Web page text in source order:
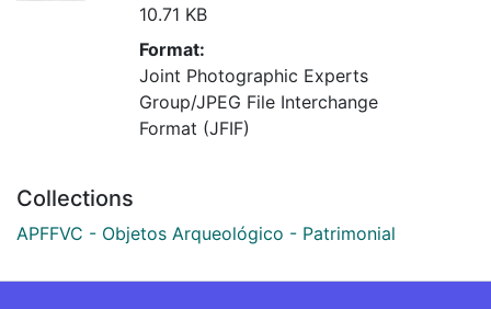
10.71 KB
Format:
Joint Photographic Experts
Group/JPEG File Interchange
Format (JFIF)
Collections
APFFVC - Objetos Arqueológico - Patrimonial